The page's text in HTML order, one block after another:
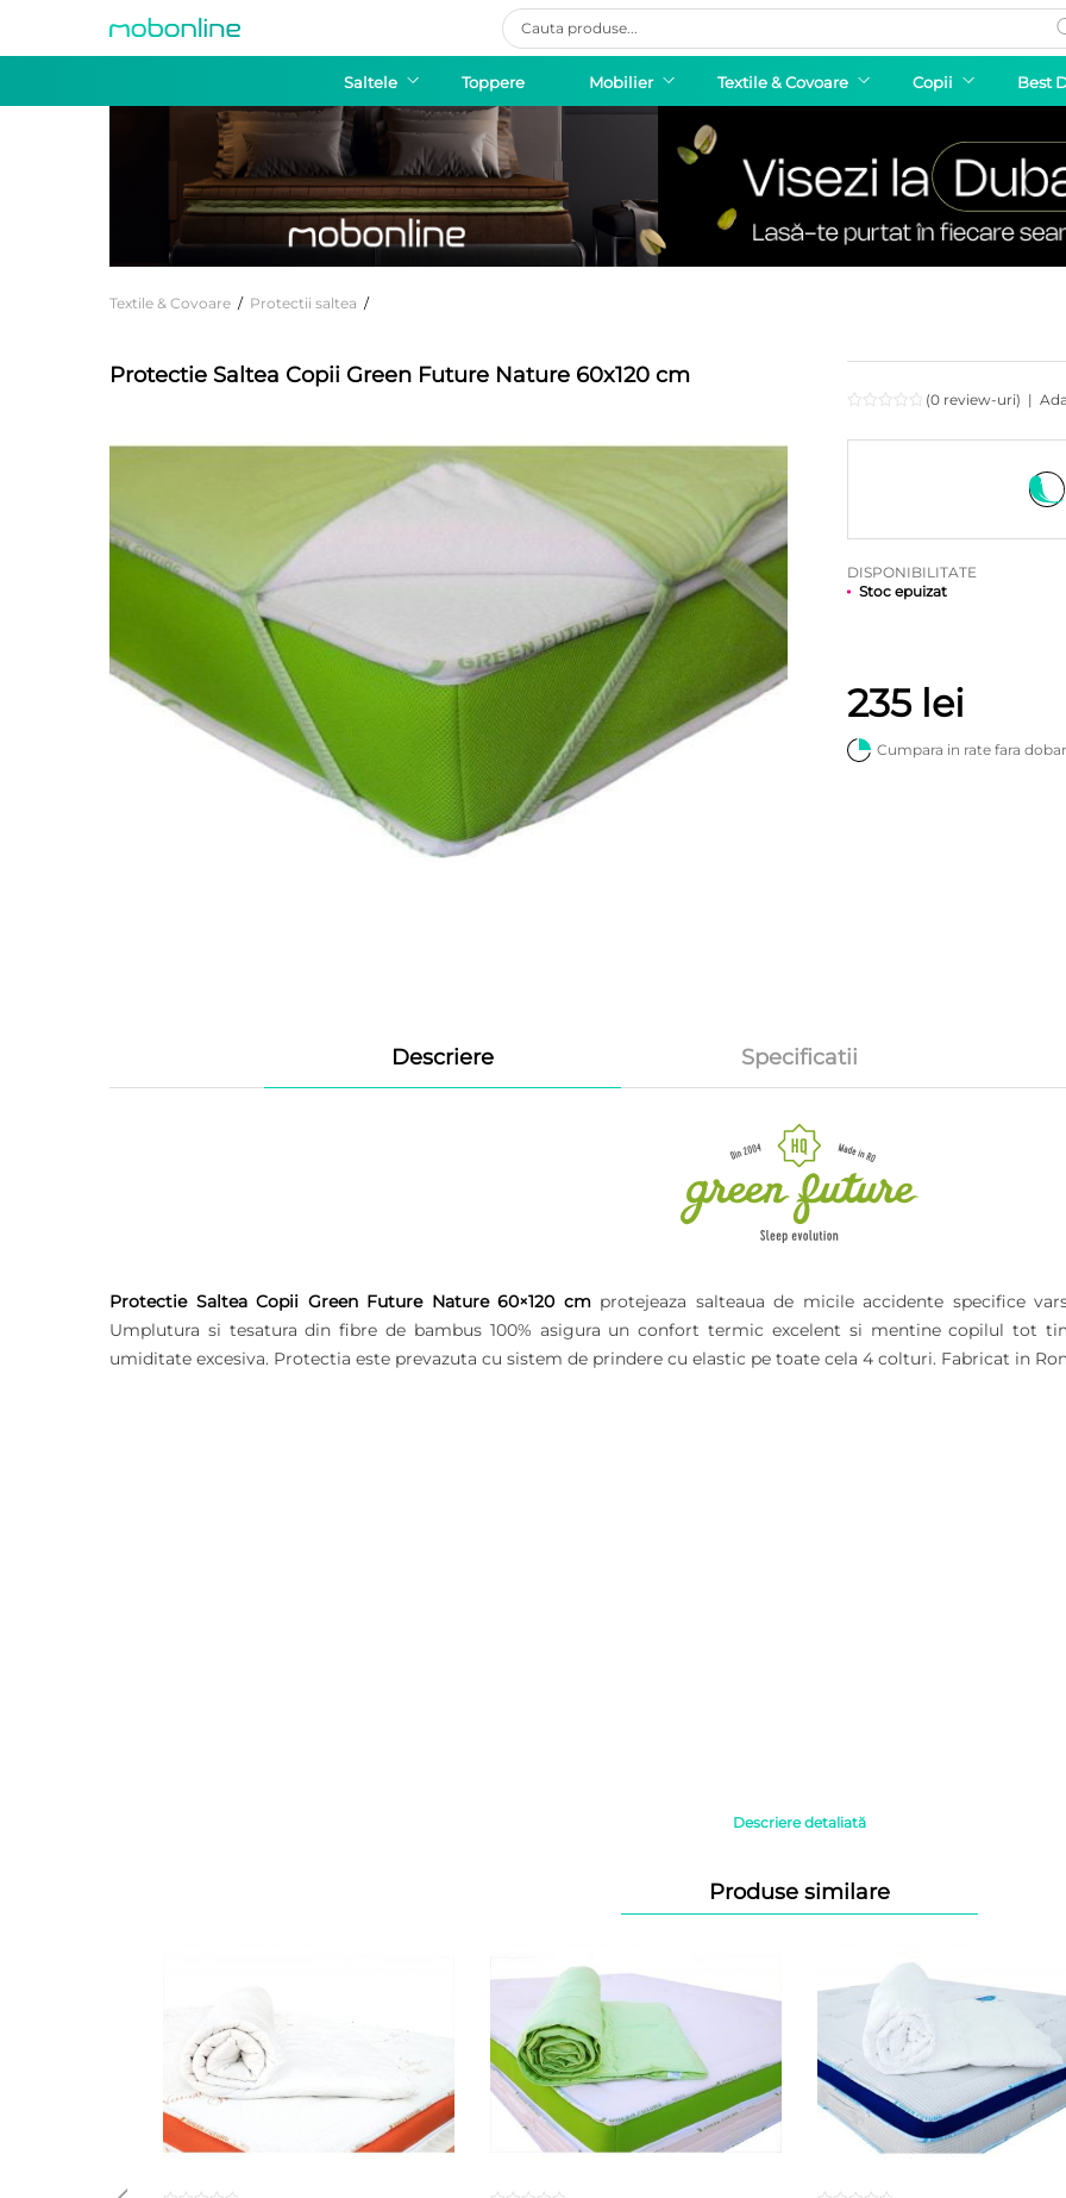
Products
search
Saltele Toppere Mobilier Textile & Covoare Copii Best
Textile & Covoare / Protectii saltea /
Protectie Saltea Copii Green Future Nature 60x120 cm
(0 review-uri) |
DISPONIBILITATE
Stoc epuizat
235 lei
Cumpara in rate fara
Descriere Specificatii
Protectie Saltea Copii Green Future Nature 60×120 cmprotejeaza salteaua de micile accidente specifice
Umplutura si tesatura din fibre de bambus 100% asigura un confort termic excelent si mentine copilul tot
umiditate excesiva. Protectia este prevazuta cu sistem de prindere cu elastic pe toate cela 4 colturi. Fabricat in
Descriere detaliată
Produse similare